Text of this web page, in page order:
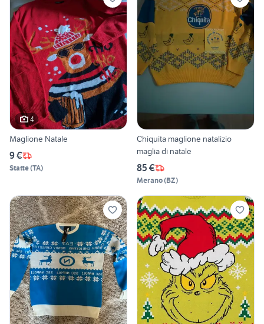
4
Maglione Natale
9 €
Statte(TA)
Chiquita maglione natalizio
maglia di natale
85 €
Merano(BZ)